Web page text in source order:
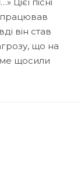
працював
він став
що на
щосили